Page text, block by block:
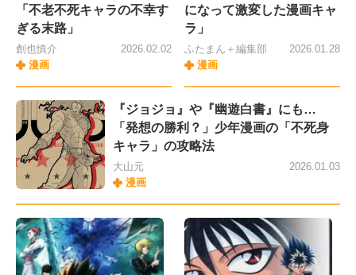
「不老不死キャラの不幸す
ぎる末路」
創也慎介
漫画
2026.02.02
になって激変した漫画キャ
ラ」
ふたまん＋編集部
漫画
2026.01.28
『ジョジョ』や『幽遊白書』にも…
「発想の勝利？」少年漫画の「不死身
キャラ」の攻略法
大山元
漫画
2026.01.03